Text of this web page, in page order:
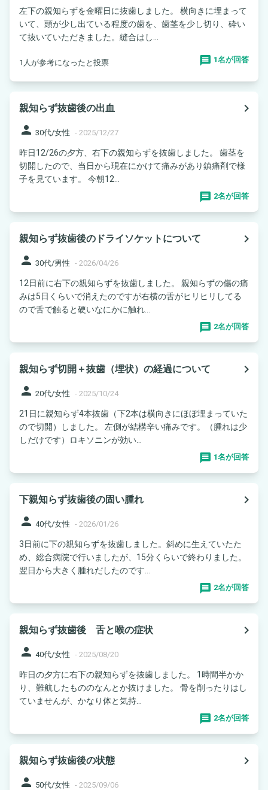
左下の親知らずを金曜日に抜歯しました。 横向きに埋まって
いて、頭が少し出ている程度の歯を、歯茎を少し切り、砕い
て抜いていただきました。縫合はし...
1人が参考になったと投票 1名が回答
親知らず抜歯後の出血
navigate_next
person 30代/女性 - 2025/12/27
昨日12/26の夕方、右下の親知らずを抜歯しました。 歯茎を
切開したので、当日から現在にかけて痛みがあり鎮痛剤で様
子を見ています。 今朝12...
2名が回答
親知らず抜歯後のドライソケットについて
navigate_next
person 30代/男性 - 2026/04/26
12日前に右下の親知らずを抜歯しました。 親知らずの傷の痛
みは5日くらいで消えたのですが右横の舌がヒリヒリしてる
ので舌で触ると硬いなにかに触れ...
2名が回答
親知らず切開＋抜歯（埋状）の経過について
navigate_next
person 20代/女性 - 2025/10/24
21日に親知らず4本抜歯（下2本は横向きにほぼ埋まっていた
ので切開）しました。 左側が結構辛い痛みです。（腫れは少
しだけです）ロキソニンが効い...
1名が回答
下親知らず抜歯後の固い腫れ
navigate_next
person 40代/女性 - 2026/01/26
3日前に下の親知らずを抜歯しました。斜めに生えていたた
め、総合病院で行いましたが、15分くらいで終わりました。
翌日から大きく腫れだしたのです...
2名が回答
親知らず抜歯後 舌と喉の症状
navigate_next
person 40代/女性 - 2025/08/20
昨日の夕方に右下の親知らずを抜歯しました。 1時間半かか
り、難航したもののなんとか抜けました。 骨を削ったりはし
ていませんが、かなり体と気持...
2名が回答
親知らず抜歯後の状態
navigate_next
person 50代/女性 - 2025/09/06